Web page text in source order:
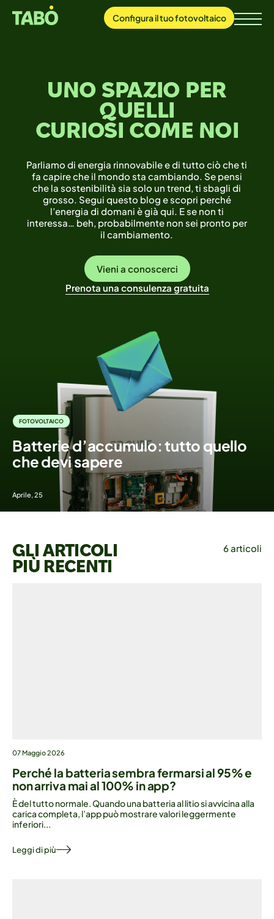
Configurail tuofotovoltaico
UNO SPAZIO PER
QUELLI
CURIOSI COME NOI
Parliamo di energia rinnovabile e di tutto ciò che ti
fa capire che il mondo sta cambiando. Se pensi
che la sostenibilità sia solo un trend, ti sbagli di
grosso. Segui questo blog e scopri perché
l’energia di domani è già qui. E se non ti
interessa… beh, probabilmente non sei pronto per
il cambiamento.
Vieni a conoscerci
Prenota una consulenza gratuita
FOTOVOLTAICO
Batterie d’accumulo: tutto quello
che devi sapere
Aprile, 25
GLI ARTICOLI
PIÙ RECENTI
6 articoli
07 Maggio 2026
Perché la batteria sembra fermarsi al 95% e
non arriva mai al 100% in app?
È del tutto normale. Quando una batteria al litio si avvicina alla
carica completa, l’app può mostrare valori leggermente
inferiori...
Leggi di più